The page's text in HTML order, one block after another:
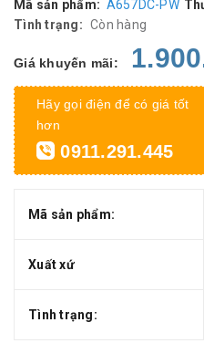
Mã sản phẩm: A657DC-PW
Tình trạng: Còn hàng
Giá khuyến mãi:
Hãy gọi điện để có giá tốt
hơn
0911.291.445
Mã sản phẩm:
Xuất xứ
Tình trạng: